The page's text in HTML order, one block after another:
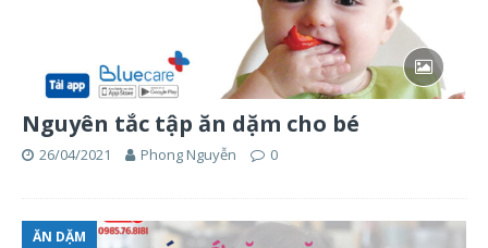
Nguyên tắc tập ăn dặm cho bé
26/04/2021 Phong Nguyễn 0
ĂN DẶM